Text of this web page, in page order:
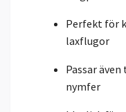
Perfekt för
laxflugor
Passar
nymfer